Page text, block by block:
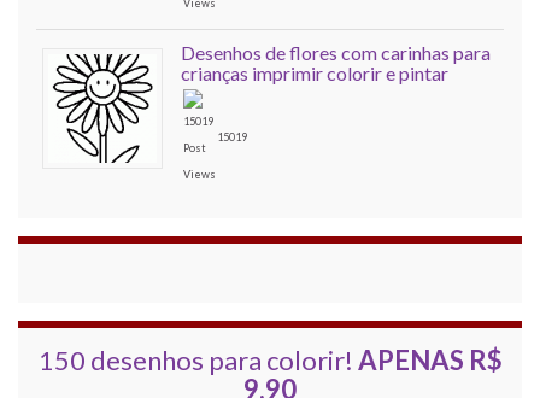
Desenhos de flores com carinhas para
crianças imprimir colorir e pintar
15019
150 desenhos para colorir! APENAS R$
9,90